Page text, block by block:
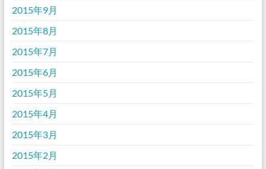
2015年9月
2015年8月
2015年7月
2015年6月
2015年5月
2015年4月
2015年3月
2015年2月